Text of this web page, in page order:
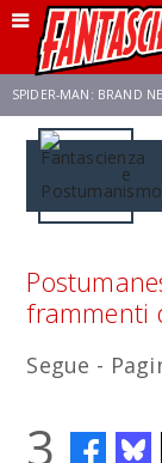
SPIDER-MAN: BRAND
FRANCO RICCIARDIELLO
frammenti
Segue -
3